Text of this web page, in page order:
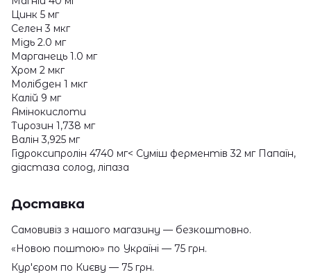
Цинк 5 мг
Селен 3 мкг
Мідь 2.0 мг
Марганець 1.0 мг
Хром 2 мкг
Молібден 1 мкг
Калій 9 мг
Амінокислоти
Тирозин 1,738 мг
Валін 3,925 мг
Гідроксипролін 4740 мг< Суміш ферментів 32 мг Папаїн,
діастаза солод, ліпаза
Доставка
Самовивіз з нашого магазину — безкоштовно.
«Новою поштою» по Україні — 75 грн.
Кур'єром по Києву — 75 грн.